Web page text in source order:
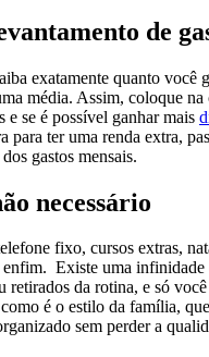
de
exatamente quanto você
média. Assim, coloque
e se é possível ganhar mais
para ter uma renda extra,
gastos mensais.
necessário
fixo, cursos extras,
enfim. Existe uma infinidade
retirados da rotina, e só você
é o estilo da família,
sem perder a